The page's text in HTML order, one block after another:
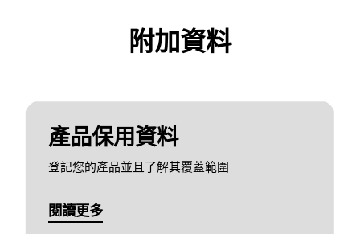
附加資料
產品保用資料
登記您的產品並且了解其覆蓋範圍
閱讀更多